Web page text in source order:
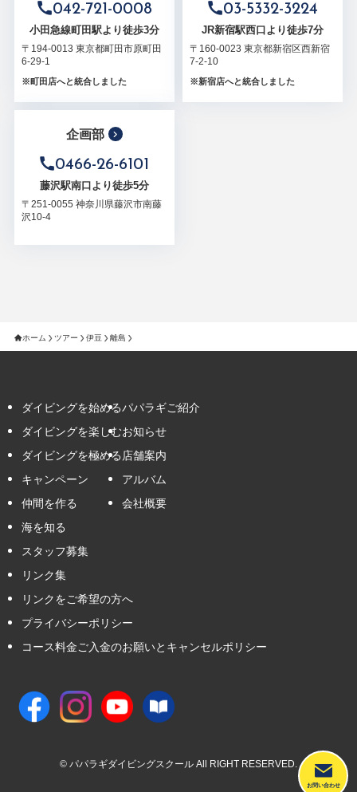
042-721-0008
小田急線町田駅より徒歩3分
〒194-0013 東京都町田市原町田
6-29-1
※町田店へと統合しました
03-5332-3224
JR新宿駅西口より徒歩7分
〒160-0023 東京都新宿区西新宿
7-2-10
※新宿店へと統合しました
企画部
0466-26-6101
藤沢駅南口より徒歩5分
〒251-0055 神奈川県藤沢市南藤
沢10-4
ホーム ツアー 伊豆 離島
ダイビングを始める
ダイビングを楽しむ
ダイビングを極める
キャンペーン
仲間を作る
海を知る
パパラギご紹介
お知らせ
店舗案内
アルバム
会社概要
スタッフ募集
リンク集
リンクをご希望の方へ
プライバシーポリシー
コース料金ご入金のお願いとキャンセルポリシー
© パパラギダイビングスクール All RIGHT RESERVED.
お問い合わせ